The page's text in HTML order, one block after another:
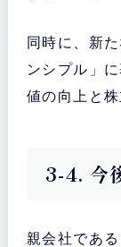
同時に、新
ンシプル」
値の向上と
3-4. 今
親会社であ